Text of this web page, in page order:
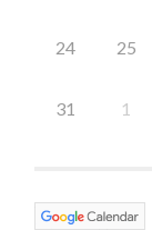
24 25
31 1